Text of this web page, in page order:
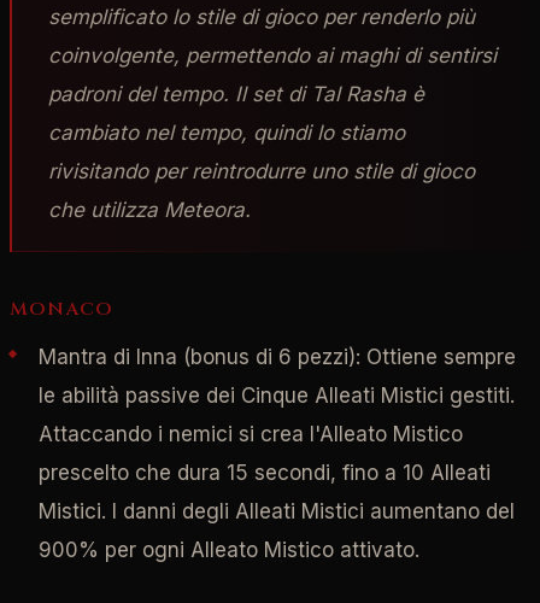
semplificato lo stile di gioco per renderlo più
coinvolgente, permettendo ai maghi di sentirsi
padroni del tempo. Il set di Tal Rasha è
cambiato nel tempo, quindi lo stiamo
rivisitando per reintrodurre uno stile di gioco
che utilizza Meteora.
MONACO
Mantra di Inna (bonus di 6 pezzi): Ottiene sempre
le abilità passive dei Cinque Alleati Mistici gestiti.
Attaccando i nemici si crea l'Alleato Mistico
prescelto che dura 15 secondi, fino a 10 Alleati
Mistici. I danni degli Alleati Mistici aumentano del
900% per ogni Alleato Mistico attivato.